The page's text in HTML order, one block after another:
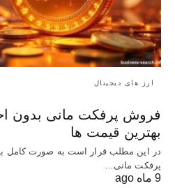
ارز های دیجیتال
فروش پرفکت مانی بدون
بهترین قیمت ها
در این مطلب قرار است به صورت کامل
پرفکت مانی…
9 ماه ago